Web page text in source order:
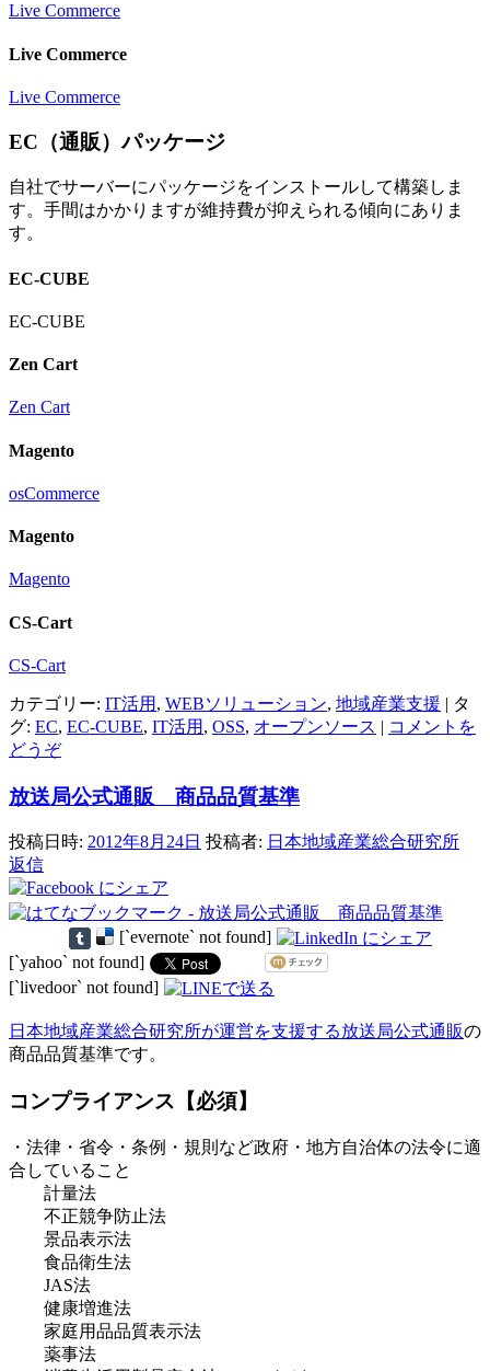
Live Commerce
Live Commerce
Live Commerce
EC（通販）パッケージ
自社でサーバーにパッケージをインストールして構築しま
す。手間はかかりますが維持費が抑えられる傾向にありま
す。
EC-CUBE
EC-CUBE
Zen Cart
Zen Cart
Magento
osCommerce
Magento
Magento
CS-Cart
CS-Cart
カテゴリー: IT活用 , WEBソリューション, 地域産業支援 | タ
グ: EC, EC-CUBE, IT活用 , OSS, オープンソース | コメントを
どうぞ
放送局公式通販 商品品質基準
投稿日時: 2012年8月24日 投稿者: 日本地域産業総合研究所
返信
[`evernote` not found]
[`yahoo` not found]
[`livedoor` not found]
日本地域産業総合研究所が運営を支援する放送局公式通販の
商品品質基準です。
コンプライアンス【必須】
・法律・省令・条例・規則など政府・地方自治体の法令に適
合していること
計量法
不正競争防止法
景品表示法
食品衛生法
JAS法
健康増進法
家庭用品品質表示法
薬事法